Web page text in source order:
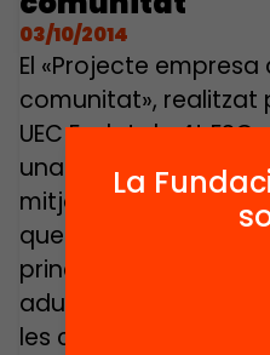
03/10/2014
El «Projecte
comunitat», realitzat
UEC Esclat de 4t
una situació real
mitjançant una
que beneficiïn a
principal és
adulta posant en
les competències
La